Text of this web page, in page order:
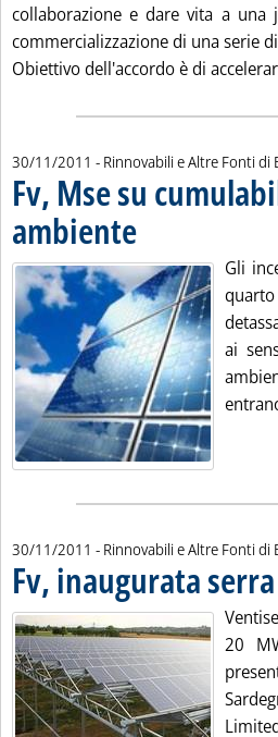
collaborazione e dare vita a
commercializzazione di una serie
Obiettivo dell'accordo è di
30/11/2011 - Rinnovabili e Altre Fonti di
Fv, Mse su
ambiente
Gli
ai
30/11/2011 - Rinnovabili e Altre Fonti di
Fv, inaugurata
20